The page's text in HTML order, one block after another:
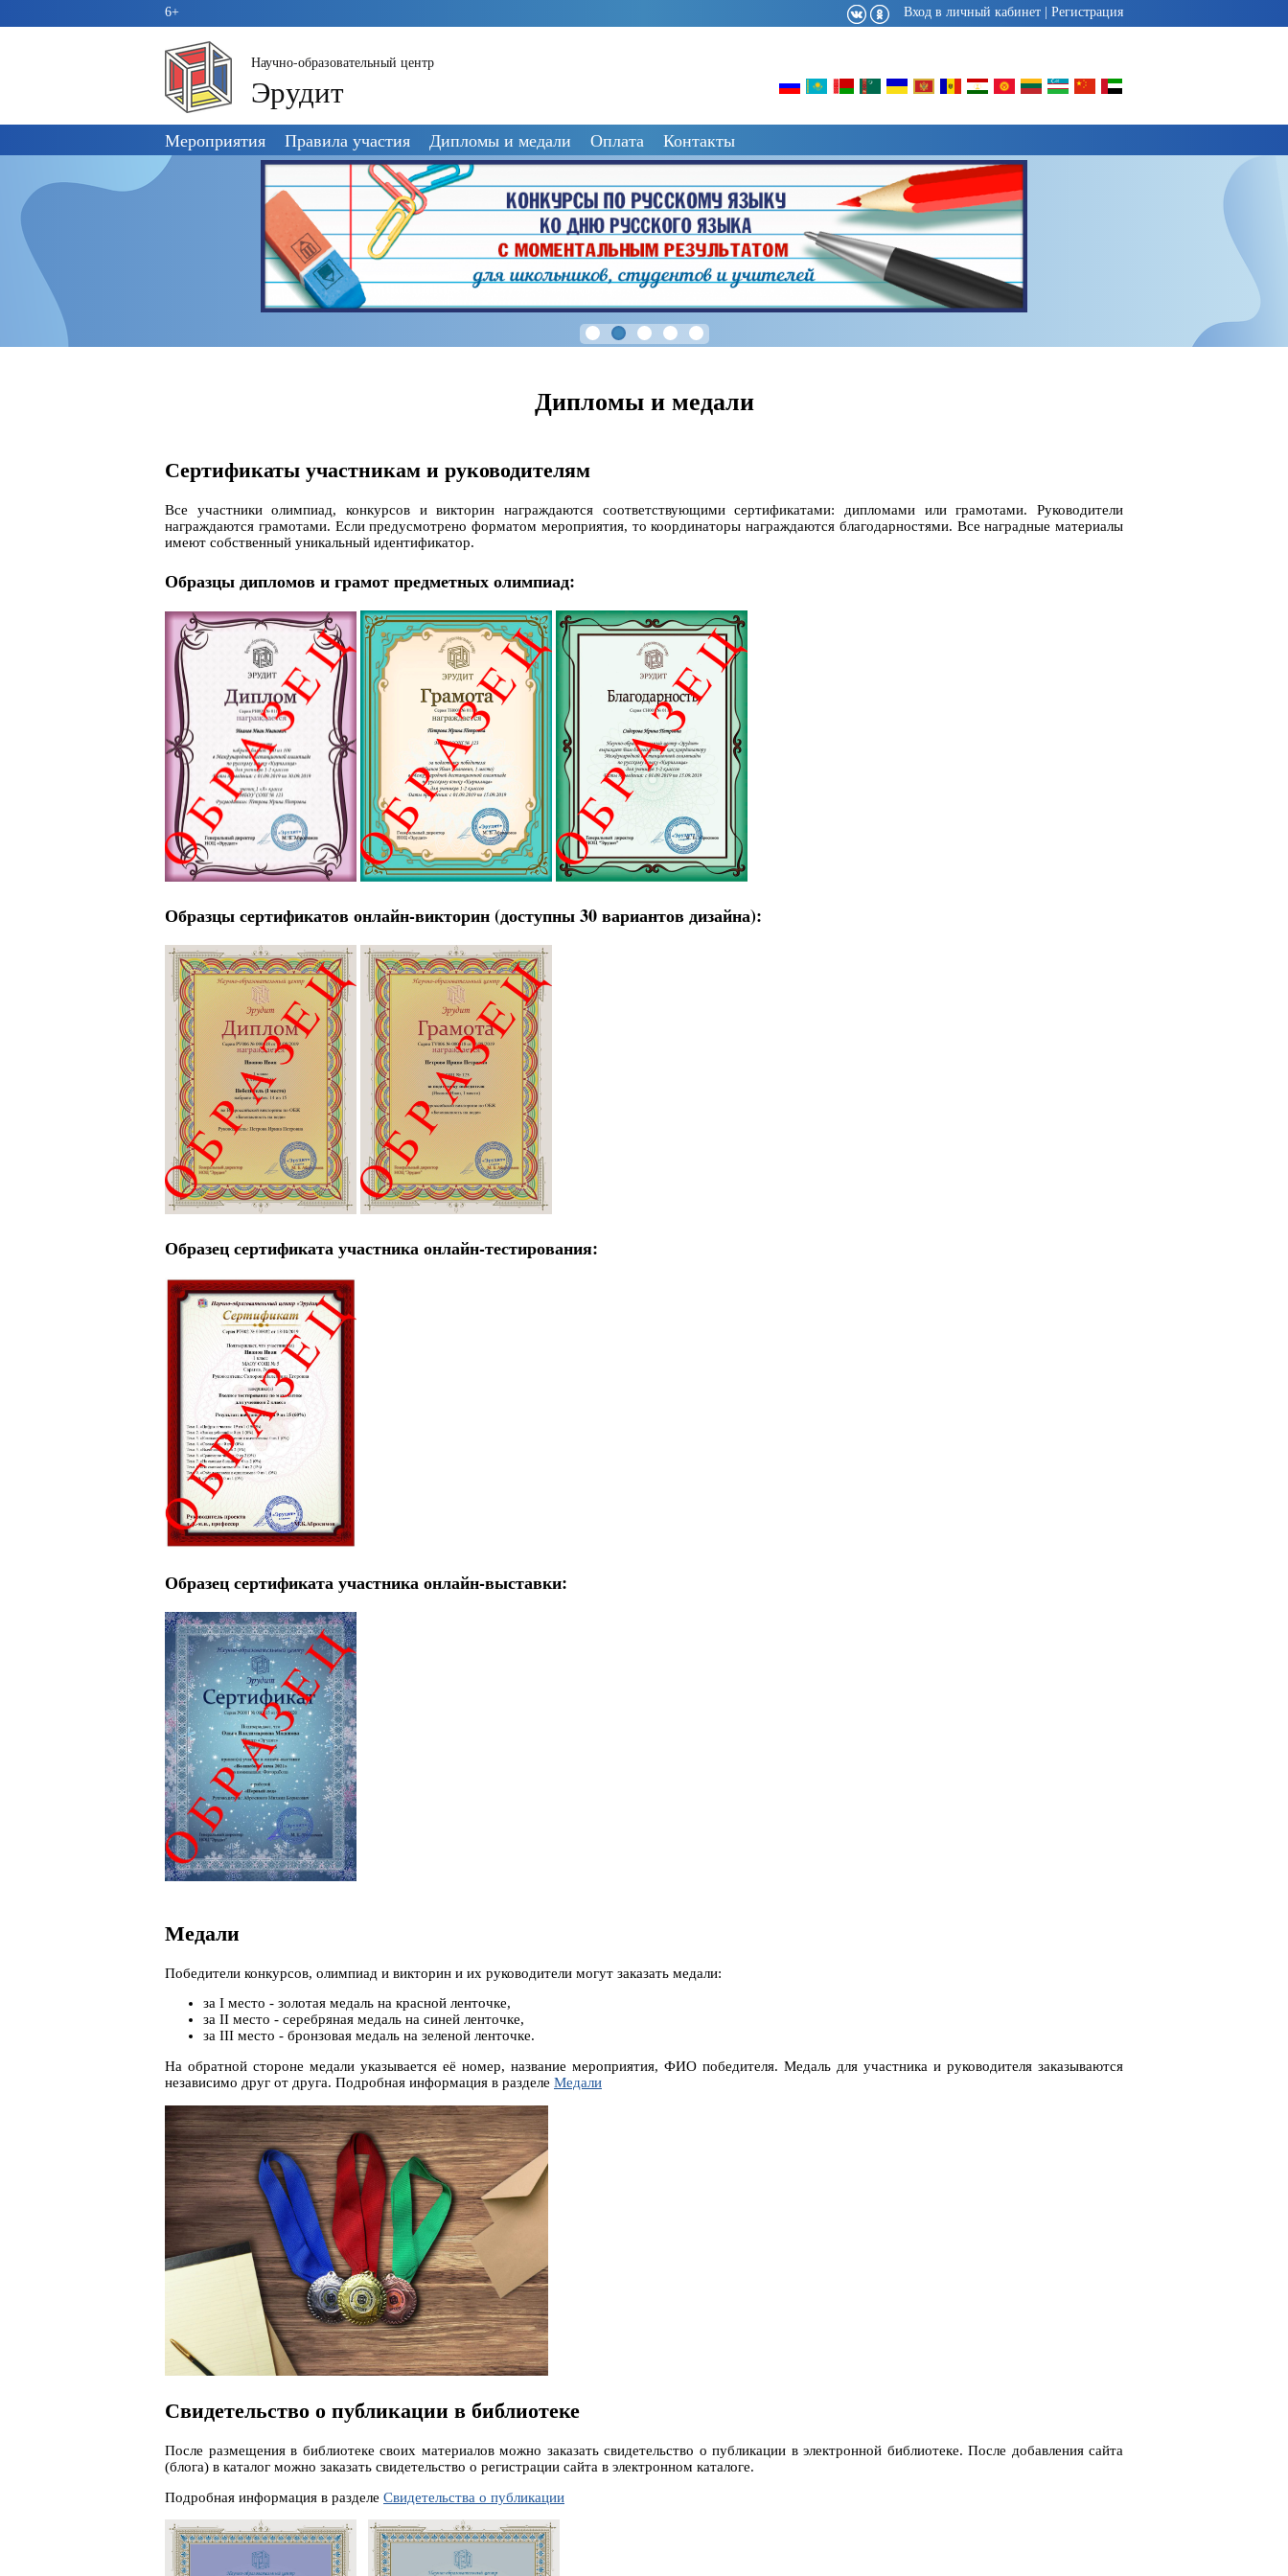
6+ Вход в личный кабинет Регистрация
Научно-образовательный центр
Эрудит
Пропустить
навигацию
Мероприятия Правила участия Дипломы и медали Оплата Контакты
Дипломы и медали
Сертификаты участникам и руководителям
Все участники олимпиад, конкурсов и викторин награждаются соответствующими сертификатами: дипломами или грамотами. Руководители
награждаются грамотами. Если предусмотрено форматом мероприятия, то координаторы награждаются благодарностями. Все наградные материалы
имеют собственный уникальный идентификатор.
Образцы дипломов и грамот предметных олимпиад:
Образцы сертификатов онлайн-викторин (доступны 30 вариантов дизайна):
Образец сертификата участника онлайн-тестирования:
Образец сертификата участника онлайн-выставки:
Медали
Победители конкурсов, олимпиад и викторин и их руководители могут заказать медали:
за I место - золотая медаль на красной ленточке,
за II место - серебряная медаль на синей ленточке,
за III место - бронзовая медаль на зеленой ленточке.
На обратной стороне медали указывается её номер, название мероприятия, ФИО победителя. Медаль для участника и руководителя заказываются
независимо друг от друга. Подробная информация в разделе Медали
Свидетельство о публикации в библиотеке
После размещения в библиотеке своих материалов можно заказать свидетельство о публикации в электронной библиотеке. После добавления сайта
(блога) в каталог можно заказать свидетельство о регистрации сайта в электронном каталоге.
Подробная информация в разделе Свидетельства о публикации